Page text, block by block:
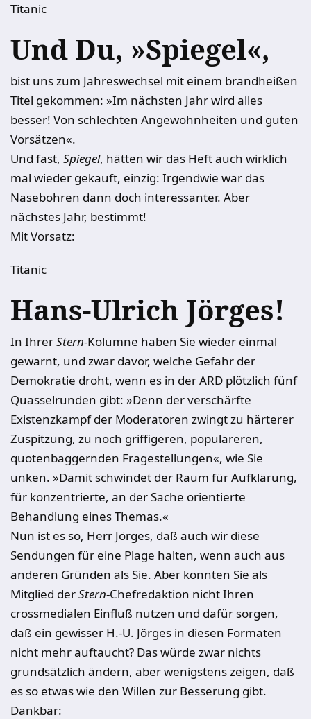
Titanic
Und Du, »Spiegel«,
bist uns zum Jahreswechsel mit einem brandheißen
Titel gekommen: »Im nächsten Jahr wird alles
besser! Von schlechten Angewohnheiten und guten
Vorsätzen«.
Und fast, Spiegel, hätten wir das Heft auch wirklich
mal wieder gekauft, einzig: Irgendwie war das
Nasebohren dann doch interessanter. Aber
nächstes Jahr, bestimmt!
Mit Vorsatz:
Titanic
Hans-Ulrich Jörges!
In IhrerStern-Kolumne haben Sie wieder einmal
gewarnt, und zwar davor, welche Gefahr der
Demokratie droht, wenn es in der ARD plötzlich fünf
Quasselrunden gibt: »Denn der verschärfte
Existenzkampf der Moderatoren zwingt zu härterer
Zuspitzung, zu noch griffigeren, populäreren,
quotenbaggernden Fragestellungen«, wie Sie
unken. »Damit schwindet der Raum für Aufklärung,
für konzentrierte, an der Sache orientierte
Behandlung eines Themas.«
Nun ist es so, Herr Jörges, daß auch wir diese
Sendungen für eine Plage halten, wenn auch aus
anderen Gründen als Sie. Aber könnten Sie als
Mitglied derStern-Chefredaktion nicht Ihren
crossmedialen Einfluß nutzen und dafür sorgen,
daß ein gewisser H.-U. Jörges in diesen Formaten
nicht mehr auftaucht? Das würde zwar nichts
grundsätzlich ändern, aber wenigstens zeigen, daß
es so etwas wie den Willen zur Besserung gibt.
Dankbar: